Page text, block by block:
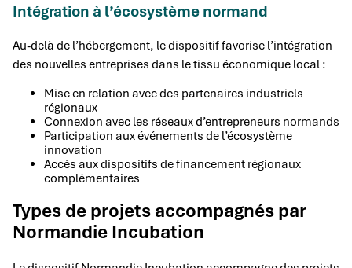
Intégration à l’écosystème normand
Au-delà de l’hébergement, le dispositif favorise l’intégration
des nouvelles entreprises dans le tissu économique local :
Mise en relation avec des partenaires industriels
régionaux
Connexion avec les réseaux d’entrepreneurs normands
Participation aux événements de l’écosystème
innovation
Accès aux dispositifs de financement régionaux
complémentaires
Types de projets accompagnés par
Normandie Incubation